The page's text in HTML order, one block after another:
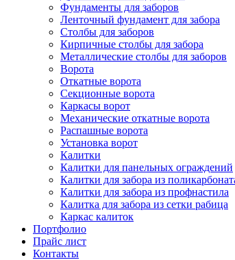
Фундаменты для заборов
Ленточный фундамент для забора
Столбы для заборов
Кирпичные столбы для забора
Металлические столбы для заборов
Ворота
Откатные ворота
Секционные ворота
Каркасы ворот
Механические откатные ворота
Распашные ворота
Установка ворот
Калитки
Калитки для панельных ограждений
Калитки для забора из
Калитки для забора из профнастила
Калитка для забора из сетки рабица
Каркас калиток
Портфолио
Прайс лист
Контакты